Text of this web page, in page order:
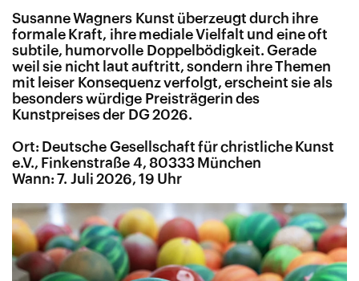
Susanne Wagners Kunst überzeugt durch ihre
formale Kraft, ihre mediale Vielfalt und eine oft
subtile, humorvolle Doppelbödigkeit. Gerade
weil sie nicht laut auftritt, sondern ihre Themen
mit leiser Konsequenz verfolgt, erscheint sie als
besonders würdige Preisträgerin des
Kunstpreises der DG 2026.
Ort: Deutsche Gesellschaft für christliche Kunst
e.V., Finkenstraße 4, 80333 München
Wann: 7. Juli 2026, 19 Uhr